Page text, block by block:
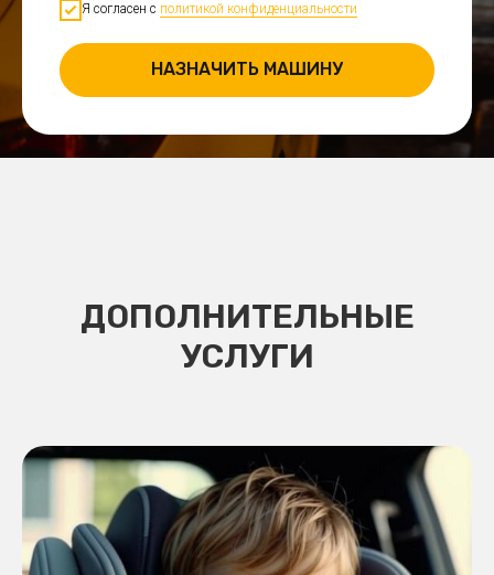
Я согласен с политикой конфиденциальности
НАЗНАЧИТЬ МАШИНУ
ДОПОЛНИТЕЛЬНЫЕ
УСЛУГИ